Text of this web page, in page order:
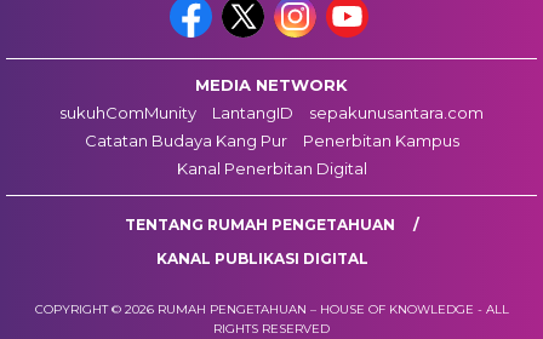
MEDIA NETWORK
sukuhComMunity
LantangID
sepakunusantara.com
Catatan Budaya Kang Pur
Penerbitan Kampus
Kanal Penerbitan Digital
TENTANG RUMAH PENGETAHUAN
KANAL PUBLIKASI DIGITAL
COPYRIGHT © 2026 RUMAH PENGETAHUAN – HOUSE OF KNOWLEDGE - ALL
RIGHTS RESERVED